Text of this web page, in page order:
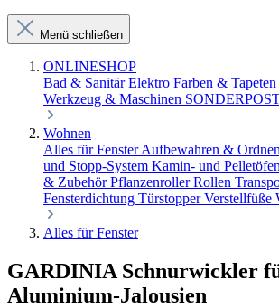
Menü schließen
ONLINESHOP
Bad & SanitärElektro Farben & Tapeten
Werkzeug & Maschinen
Wohnen
Alles für FensterAufbewahren & Ordnen
und Stopp-System Kamin- und Pelletöfen
& ZubehörPflanzenrollerRollen
Fensterdichtung TürstopperVerstellfüße
Alles für Fenster
GARDINIA Schnurwickler
Aluminium-Jalousien